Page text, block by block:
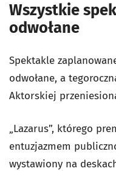
Wszystkie
odwołane
Spektakle
odwołane, a
Aktorskiej
„Lazarus”, którego
entuzjazmem
wystawiony na